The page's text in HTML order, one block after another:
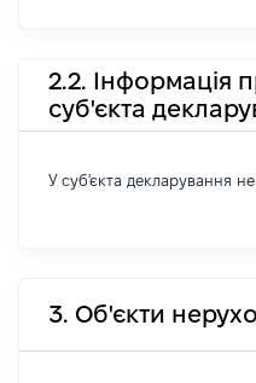
2.2. Інформація
суб'єкта
У суб'єкта декларування не
3. Об'єкти